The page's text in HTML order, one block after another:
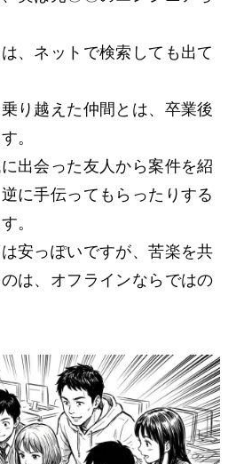
、ネットで検索しても出て
り越えた仲間とは、卒業後
。
出会った友人から案件を紹
に手伝ってもらったりする
。
は安っぽいですが、苦楽を共
は、オフラインならではの